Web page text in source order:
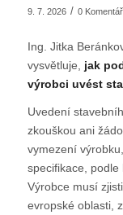
9. 7. 2026 / 0
Ing. Jitka
vysvětluje, jak
výrobci uvést
Uvedení
zkouškou ani
vymezení
specifikace,
Výrobce musí
evropské oblasti,